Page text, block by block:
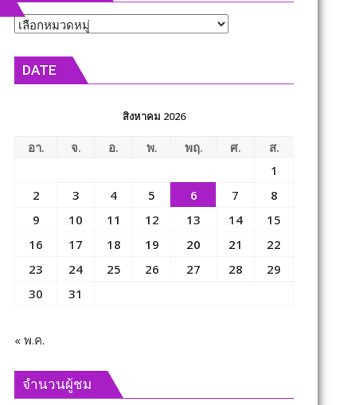
หัวข้อ
DATE
สิงหาคม 2026
อา. จ. อ. พ. พฤ. ศ.
ส.
1
2
3 4 5 6 7
8
9
10 11 12 13 14
15
16
17 18 19 20 21
22
23
24 25 26 27 28
29
30
31
« พ.ค.
จำนวนผู้ชม